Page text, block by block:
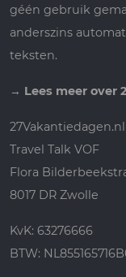
géén gebruik
anderszins
teksten.
→ Lees meer over
Travel Talk VOF
Flora
8017 DR Zwolle
KvK: 63276666
BTW: